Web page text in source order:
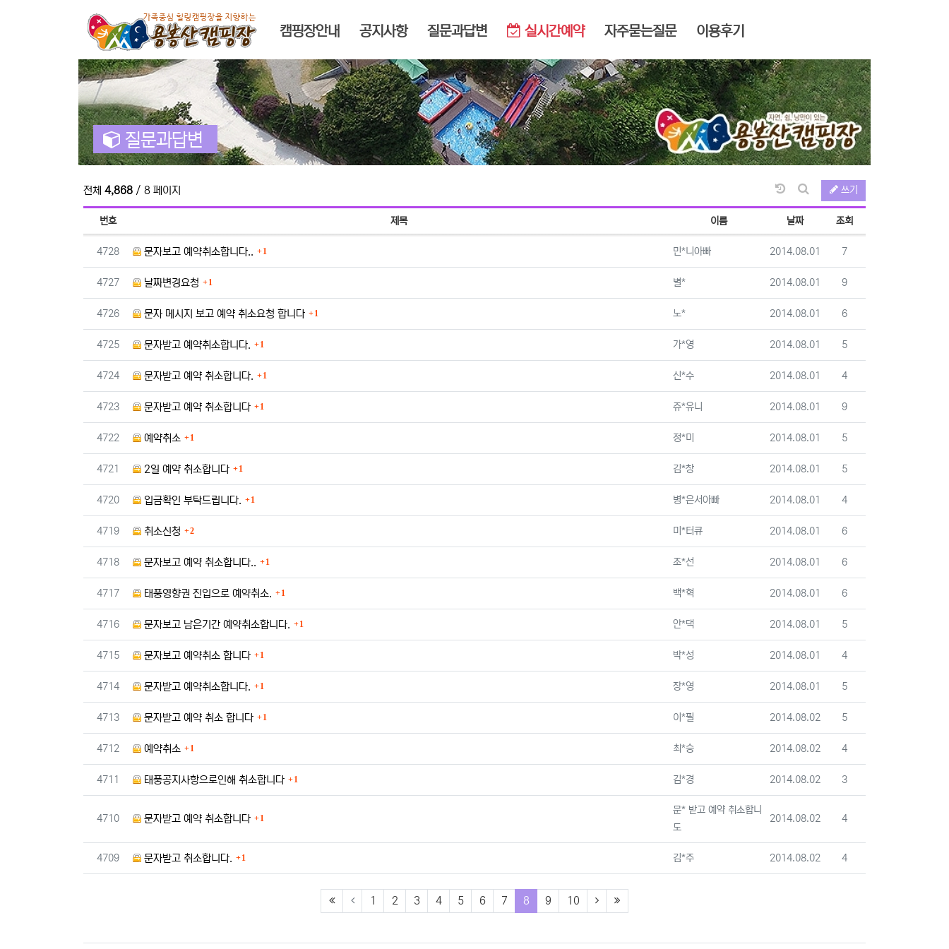
메인 메뉴
캠핑장안내 공지사항 질문과답변 실시간예약 자주묻는질문 이용후기
질문과답변
전체 4,868 / 8 페이지
날짜순 정렬
게시판 검색
쓰기
번호 제목 이름 날짜 조회
번호
4728 문자보고 예약취소합니다.. 댓글
1 등록자
민*니아빠 등록일
2014.08.01 조회
7
번호
4727 날짜변경요청 댓글
1 등록자
별* 등록일
2014.08.01 조회
9
번호
4726 문자 메시지 보고 예약 취소요청 합니다 댓글
1 등록자
노* 등록일
2014.08.01 조회
6
번호
4725 문자받고 예약취소합니다. 댓글
1 등록자
가*영 등록일
2014.08.01 조회
5
번호
4724 문자받고 예약 취소합니다. 댓글
1 등록자
신*수 등록일
2014.08.01 조회
4
번호
4723 문자받고 예약 취소합니다 댓글
1 등록자
쥬*유니 등록일
2014.08.01 조회
9
번호
4722 예약취소 댓글
1 등록자
정*미 등록일
2014.08.01 조회
5
번호
4721 2일 예약 취소합니다 댓글
1 등록자
김*창 등록일
2014.08.01 조회
5
번호
4720 입금확인 부탁드립니다. 댓글
1 등록자
병*은서아빠 등록일
2014.08.01 조회
4
번호
4719 취소신청 댓글
2 등록자
미*터큐 등록일
2014.08.01 조회
6
번호
4718 문자보고 예약 취소합니다.. 댓글
1 등록자
조*선 등록일
2014.08.01 조회
6
번호
4717 태풍영향권 진입으로 예약취소. 댓글
1 등록자
백*혁 등록일
2014.08.01 조회
6
번호
4716 문자보고 남은기간 예약취소합니다. 댓글
1 등록자
안*댁 등록일
2014.08.01 조회
5
번호
4715 문자보고 예약취소 합니다 댓글
1 등록자
박*성 등록일
2014.08.01 조회
4
번호
4714 문자받고 예약취소합니다. 댓글
1 등록자
장*영 등록일
2014.08.01 조회
5
번호
4713 문자받고 예약 취소 합니다 댓글
1 등록자
이*필 등록일
2014.08.02 조회
5
번호
4712 예약취소 댓글
1 등록자
최*승 등록일
2014.08.02 조회
4
번호
4711 태풍공지사항으로인해 취소합니다 댓글
1 등록자
김*경 등록일
2014.08.02 조회
3
번호
4710 문자받고 예약 취소합니다 댓글
1
등록자
문* 받고 예약 취소합니
도
등록일
2014.08.02 조회
4
번호
4709 문자받고 취소합니다. 댓글
1 등록자
김*주 등록일
2014.08.02 조회
4
1 2 3 4 5 6 7 8(current)
9 10